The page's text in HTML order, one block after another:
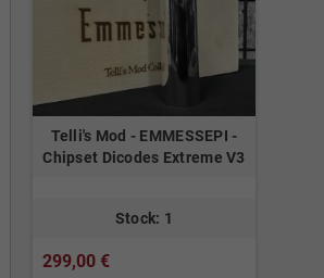
Telli's Mod - EMMESSEPI -
Chipset Dicodes Extreme V3
Stock: 1
299,00 €